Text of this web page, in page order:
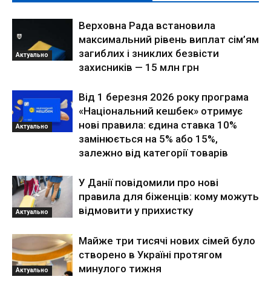
Актуально
Верховна Рада встановила
максимальний рівень виплат сім’ям
загиблих і зниклих безвісти
захисників — 15 млн грн
Актуально
Від 1 березня 2026 року програма
«Національний кешбек» отримує
нові правила: єдина ставка 10%
замінюється на 5% або 15%,
залежно від категорії товарів
Актуально
У Данії повідомили про нові
правила для біженців: кому можуть
відмовити у прихистку
Актуально
Майже три тисячі нових сімей було
створено в Україні протягом
минулого тижня